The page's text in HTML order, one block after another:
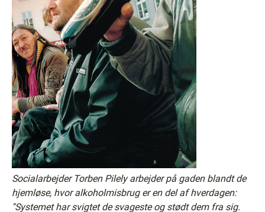
Socialarbejder Torben Pilely arbejder på gaden blandt de
hjemløse, hvor alkoholmisbrug er en del af hverdagen:
''Systemet har svigtet de svageste og stødt dem fra sig.